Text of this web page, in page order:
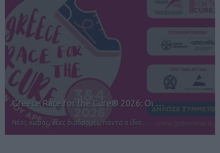
12ος TUI Rhodes Marathon: Άνοιγμα ε…
Αγώνες για όλους στην Ρόδο